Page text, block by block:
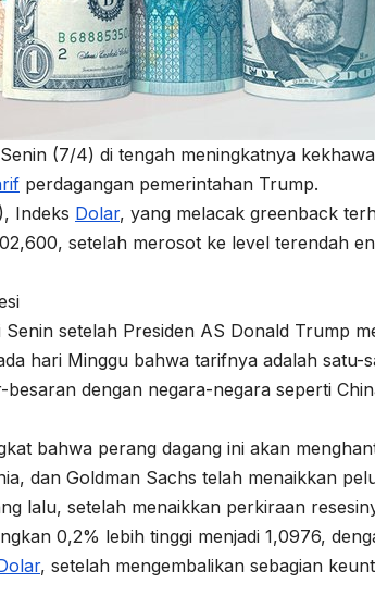
(7/4) di tengah meningkatnya
perdagangan pemerintahan Trump.
Indeks Dolar, yang melacak greenback
setelah merosot ke level terendah
setelah Presiden AS Donald Trump
hari Minggu bahwa tarifnya adalah satu-
besaran dengan negara-negara seperti
bahwa perang dagang ini akan
dan Goldman Sachs telah menaikkan
lalu, setelah menaikkan perkiraan
0,2% lebih tinggi menjadi 1,0976,
, setelah mengembalikan sebagian